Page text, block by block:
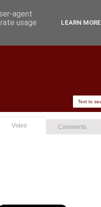
Video Comments
agent
usage
LEARN MORE